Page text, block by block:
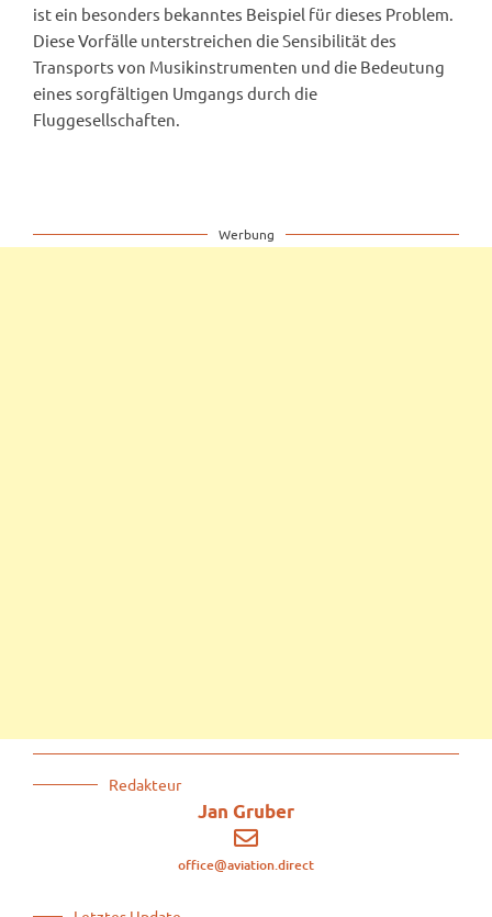
Redakteur
Jan Gruber
office@aviation.direct
ist ein besonders bekanntes Beispiel für dieses Problem.
Diese Vorfälle unterstreichen die Sensibilität des
Transports von Musikinstrumenten und die Bedeutung
eines sorgfältigen Umgangs durch die
Fluggesellschaften.
Werbung